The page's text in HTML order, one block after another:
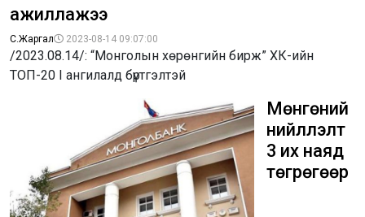
ажиллажээ
С.Жаргал 2023-08-14 09:07:00
/2023.08.14/: “Монголын хөрөнгийн бирж” ХК-ийн
ТОП-20 I ангилалд бүртгэлтэй
Мөнгөний
нийлүүлэлт
3 их наяд
төгрөгөөр